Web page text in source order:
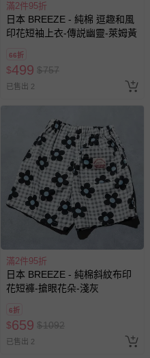
滿2件95折
日本 BREEZE - 純棉 逗趣和風
印花短袖上衣-傳説幽靈-萊姆黃
66折
$499 $757
已售出 2
滿2件95折
日本 BREEZE - 純棉斜紋布印
花短褲-搶眼花朵-淺灰
6折
$659 $1092
已售出 2